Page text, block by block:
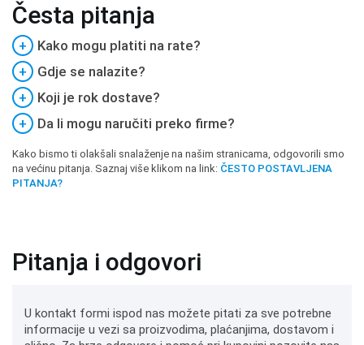
Česta pitanja
+
Kako mogu platiti na rate?
+
Gdje se nalazite?
+
Koji je rok dostave?
+
Da li mogu naručiti preko firme?
Kako bismo ti olakšali snalaženje na našim stranicama, odgovorili smo
na većinu pitanja. Saznaj više klikom na link: ČESTO POSTAVLJENA
PITANJA?
Pitanja i odgovori
U kontakt formi ispod nas možete pitati za sve potrebne
informacije u vezi sa proizvodima, plaćanjima, dostavom i